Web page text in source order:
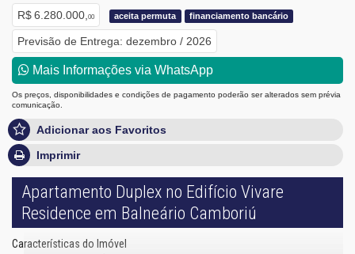
R$ 6.280.000, 00 aceita permuta financiamento bancário
Previsão de Entrega: dezembro / 2026
Mais Informações via WhatsApp
Os preços, disponibilidades e condições de pagamento poderão ser alterados sem prévia
comunicação.
Adicionar aos Favoritos
Imprimir
Apartamento Duplex no Edifício Vivare
Residence em Balneário Camboriú
Características do Imóvel